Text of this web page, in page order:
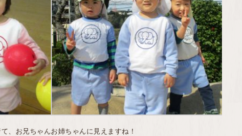
、お兄ちゃんお姉ちゃんに見えますね！